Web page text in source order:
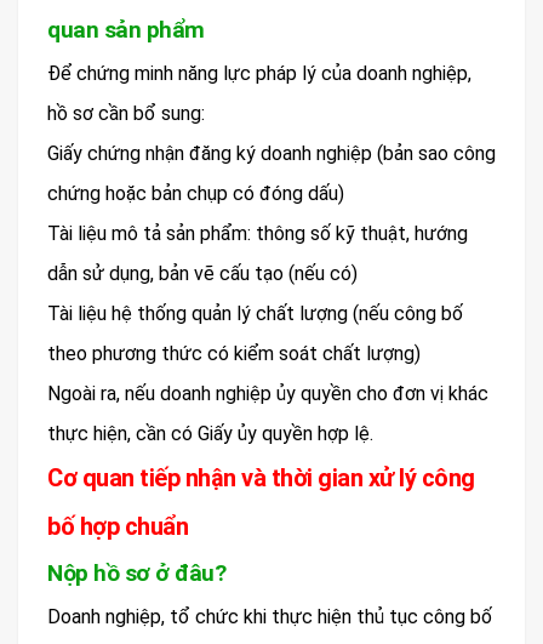
quan sản phẩm
Để chứng minh năng lực pháp lý của doanh nghiệp,
hồ sơ cần bổ sung:
Giấy chứng nhận đăng ký doanh nghiệp (bản sao công
chứng hoặc bản chụp có đóng dấu)
Tài liệu mô tả sản phẩm: thông số kỹ thuật, hướng
dẫn sử dụng, bản vẽ cấu tạo (nếu có)
Tài liệu hệ thống quản lý chất lượng (nếu công bố
theo phương thức có kiểm soát chất lượng)
Ngoài ra, nếu doanh nghiệp ủy quyền cho đơn vị khác
thực hiện, cần có Giấy ủy quyền hợp lệ.
Cơ quan tiếp nhận và thời gian xử lý công
bố hợp chuẩn
Nộp hồ sơ ở đâu?
Doanh nghiệp, tổ chức khi thực hiện thủ tục công bố